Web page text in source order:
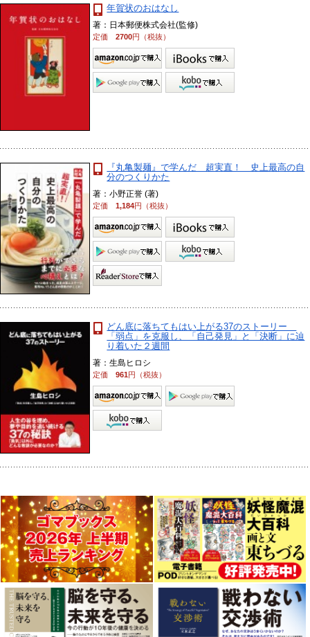
年賀状のおはなし
著：日本郵便株式会社(監修)
定価2700円（税抜）
『丸亀製麺』で学んだ 超実直！ 史上最高の自
分のつくりかた
著：小野正誉 (著)
定価1,184円（税抜）
どん底に落ちてもはい上がる37のストーリー
「弱点」を克服し、「自己発見」と「決断」に辿
り着いた２週間
著：生島ヒロシ
定価961円（税抜）